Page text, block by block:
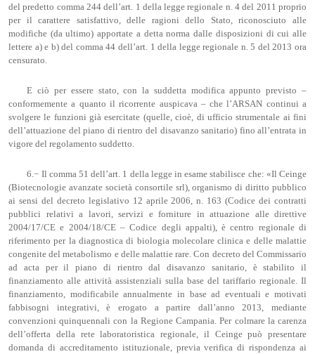
del predetto comma 244 dell’art. 1 della legge regionale n. 4 del 2011 proprio
per il carattere satisfattivo, delle ragioni dello Stato, riconosciuto alle
modifiche (da ultimo) apportate a detta norma dalle disposizioni di cui alle
lettere a) e b) del comma 44 dell’art. 1 della legge regionale n. 5 del 2013 ora
censurato.
E ciò per essere stato, con la suddetta modifica appunto previsto –
conformemente a quanto il ricorrente auspicava – che l’ARSAN continui a
svolgere le funzioni già esercitate (quelle, cioè, di ufficio strumentale ai fini
dell’attuazione del piano di rientro del disavanzo sanitario) fino all’entrata in
vigore del regolamento suddetto.
6.− Il comma 51 dell’art. 1 della legge in esame stabilisce che: «Il Ceinge
(Biotecnologie avanzate società consortile srl), organismo di diritto pubblico
ai sensi del decreto legislativo 12 aprile 2006, n. 163 (Codice dei contratti
pubblici relativi a lavori, servizi e forniture in attuazione alle direttive
2004/17/CE e 2004/18/CE – Codice degli appalti), è centro regionale di
riferimento per la diagnostica di biologia molecolare clinica e delle malattie
congenite del metabolismo e delle malattie rare. Con decreto del Commissario
ad acta per il piano di rientro dal disavanzo sanitario, è stabilito il
finanziamento alle attività assistenziali sulla base del tariffario regionale. Il
finanziamento, modificabile annualmente in base ad eventuali e motivati
fabbisogni integrativi, è erogato a partire dall’anno 2013, mediante
convenzioni quinquennali con la Regione Campania. Per colmare la carenza
dell’offerta della rete laboratoristica regionale, il Ceinge può presentare
domanda di accreditamento istituzionale, previa verifica di rispondenza ai